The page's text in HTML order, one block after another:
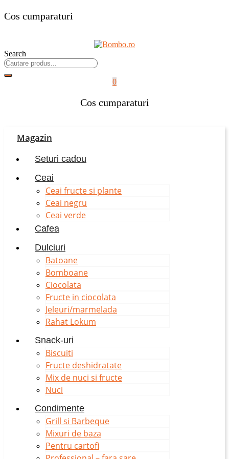
Cos cumparaturi
Search
0
Cos cumparaturi
Magazin
Seturi cadou
Ceai
Ceai fructe si plante
Ceai negru
Ceai verde
Cafea
Dulciuri
Batoane
Bomboane
Ciocolata
Fructe in ciocolata
Jeleuri/marmelada
Rahat Lokum
Snack-uri
Biscuiti
Fructe deshidratate
Mix de nuci si fructe
Nuci
Condimente
Grill si Barbeque
Mixuri de baza
Pentru cartofi